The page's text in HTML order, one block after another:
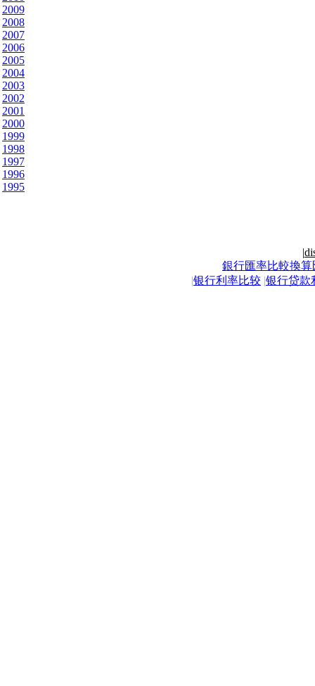
2009
2008
2007
2006
2005
2004
2003
2002
2001
2000
1999
1998
1997
1996
1995
|
銀行匯率比較換算
|银行利率比较 |银行贷款